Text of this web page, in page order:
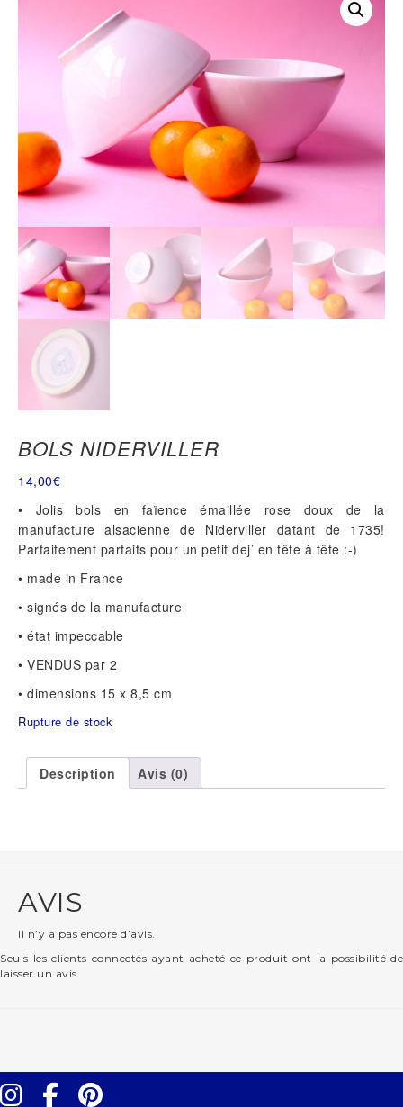
BOLS NIDERVILLER
14,00€
• Jolis bols en faïence émaillée rose doux de la
manufacture alsacienne de Niderviller datant de 1735!
Parfaitement parfaits pour un petit dej’ en tête à tête :-)
• made in France
• signés de la manufacture
• état impeccable
• VENDUS par 2
• dimensions 15 x 8,5 cm
Rupture de stock
Description Avis (0)
AVIS
Il n’y a pas encore d’avis.
Seuls les clients connectés ayant acheté ce produit ont la possibilité de
laisser un avis.